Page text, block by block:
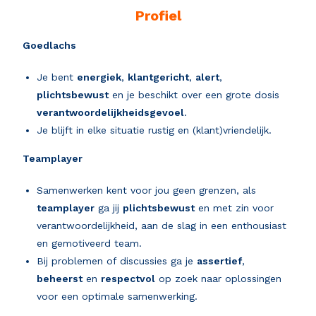
Profiel
Goedlachs
Je bent energiek, klantgericht, alert,
plichtsbewusten je beschikt over een grote dosis
verantwoordelijkheidsgevoel.
Je blijft in elke situatie rustig en (klant)vriendelijk.
Teamplayer
Samenwerken kent voor jou geen grenzen, als
teamplayer ga jij plichtsbewusten met zin voor
verantwoordelijkheid, aan de slag in een enthousiast
en gemotiveerd team.
Bij problemen of discussies ga je assertief,
beheersten respectvol op zoek naar oplossingen
voor een optimale samenwerking.